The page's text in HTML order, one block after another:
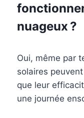
nuageux ?
Oui, même par
solaires
que leur
une journée